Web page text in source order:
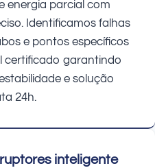
energia parcial com
Identificamos falhas
e pontos específicos
certificado garantindo
e solução
24h.
inteligente